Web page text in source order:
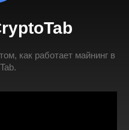
как работает майнинг в